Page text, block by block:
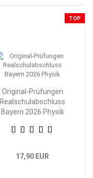
TOP
Original-Prüfungen
Realschulabschluss
Bayern 2026 Physik
17,90 EUR